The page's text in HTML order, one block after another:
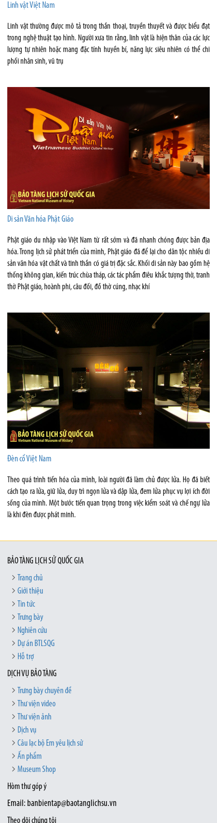
Linh vật Việt Nam
Linh vật thường được mô tả trong thần thoại, truyền thuyết và được biểu đạt
trong nghệ thuật tạo hình. Người xưa tin rằng, linh vật là hiện thân của các lực
lượng tự nhiên hoặc mang đặc tính huyền bí, năng lực siêu nhiên có thể chi
phối nhân sinh, vũ trụ
Di sản Văn hóa Phật Giáo
Phật giáo du nhập vào Việt Nam từ rất sớm và đã nhanh chóng được bản địa
hóa. Trong lịch sử phát triển của mình, Phật giáo đã để lại cho dân tộc nhiều di
sản văn hóa vật chất và tinh thần có giá trị đặc sắc. Khối di sản này bao gồm hệ
thống không gian, kiến trúc chùa tháp, các tác phẩm điêu khắc tượng thờ, tranh
thờ Phật giáo, hoành phi, câu đối, đồ thờ cúng, nhạc khí
Đèn cổ Việt Nam
Theo quá trình tiến hóa của mình, loài người đã làm chủ được lửa. Họ đã biết
cách tạo ra lửa, giữ lửa, duy trì ngọn lửa và dập lửa, đem lửa phục vụ lợi ích đời
sống của mình. Một bước tiến quan trọng trong việc kiểm soát và chế ngự lửa
là khi đèn được phát minh.
BẢO TÀNG LỊCH SỬ QUỐC GIA
Trang chủ
Giới thiệu
Tin tức
Trưng bày
Nghiên cứu
Dự án BTLSQG
Hỗ trợ
DỊCH VỤ BẢO TÀNG
Trưng bày chuyên đề
Thư viện video
Thư viện ảnh
Dịch vụ
Câu lạc bộ Em yêu lịch sử
Ấn phẩm
Museum Shop
Hòm thư góp ý
Email: banbientap@baotanglichsu.vn
Theo dõi chúng tôi